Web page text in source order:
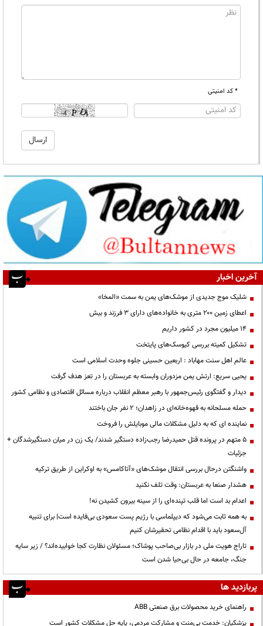
* کد امنیتی
آخرین اخبار
شلیک موج جدیدی از موشک‌های یمن به سمت «المخا»
اعطای زمین ۲۰۰ متری به خانواده‌های دارای ۳ فرزند و بیش
۱۴ میلیون مجرد در کشور داریم
تشکیل کمیته بررسی کیوسک‌های پایتخت
عالم اهل سنت مهاباد : اربعین حسینی جلوه وحدت اسلامی است
یحیی سریع: ارتش یمن مزدوران وابسته به عربستان را در تعز هدف گرفت
دیدار و گفتگوی رئیس‌جمهور با رهبر معظم انقلاب درباره مسائل اقتصادی و نظامی کشور
حمله مسلحانه به قهوه‌خانه‌ای در زاهدان؛ ۲ نفر جان باختند
نماینده ای که به دلیل مشکلات مالی موبایلش را فروخت
۵ متهم در پرونده قتل حمیدرضا رجب‌زاده دستگیر شدند/ یک زن در میان دستگیرشدگان +
جزئیات
واشنگتن درحال بررسی انتقال موشک‌های «آتاکامس» به اوکراین از طریق ترکیه
هشدار صنعا به عربستان: وقت تلف نکنید
اعدام بد است اما قلب تپنده‌ای را از سینه بیرون کشیدن نه!
به همه ثابت می‌شود که دیپلماسی با رژیم پست سعودی بی‌فایده است| برای تنبیه
آل‌سعود باید با اقدام نظامی تحقیرشان کنیم
تاراج هویت ملی در بازار بی‌صاحب پوشاک؛ مسئولان نظارت کجا خوابیده‌اند؟ / زیر سایه
جنگ، جامعه در حال بی‌حیا شدن است
پربازدید ها
راهنمای خرید محصولات برق صنعتی ABB
پزشکیان: خدمت بی‌منت و مشارکت مردمی، پایه حل مشکلات کشور است